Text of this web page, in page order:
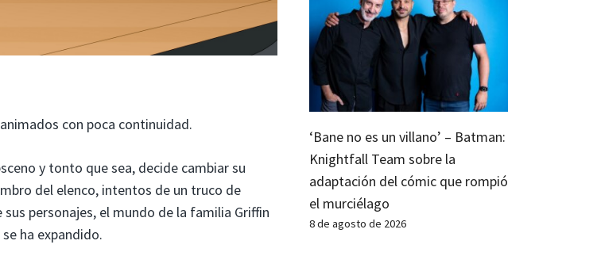
con poca continuidad.
y tonto que sea, decide cambiar su
del elenco, intentos de un truco de
personajes, el mundo de la familia Griffin
ha expandido.
‘Bane no es un villano’ – Batman:
Knightfall Team sobre la
adaptación del cómic que rompió
el murciélago
8 de agosto de 2026